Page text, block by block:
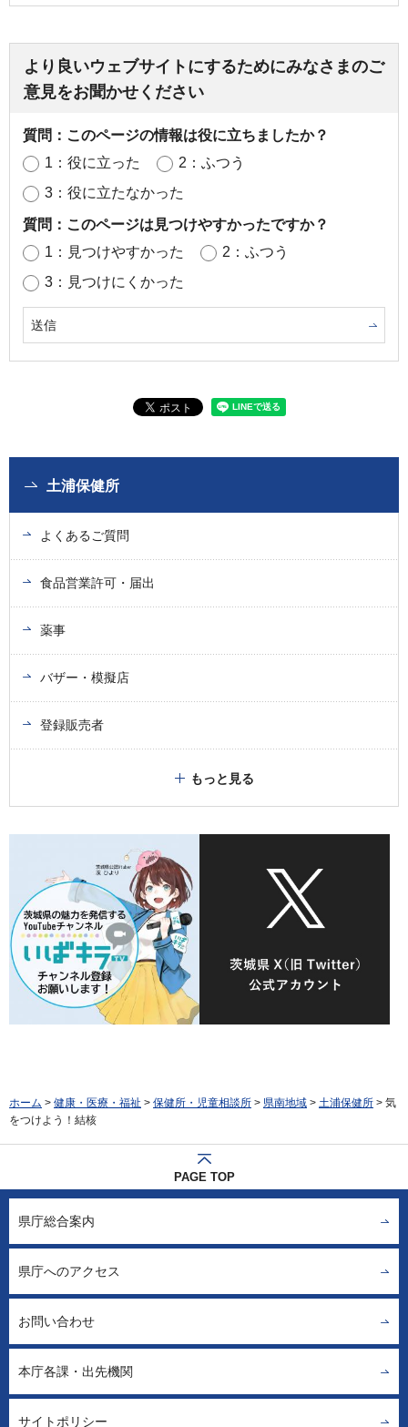
より良いウェブサイトにするためにみなさまのご
意見をお聞かせください
質問：このページの情報は役に立ちましたか？
1：役に立った
2：ふつう
3：役に立たなかった
質問：このページは見つけやすかったですか？
1：見つけやすかった
2：ふつう
3：見つけにくかった
土浦保健所
よくあるご質問
食品営業許可・届出
薬事
バザー・模擬店
登録販売者
もっと見る
ホーム > 健康・医療・福祉 > 保健所・児童相談所 > 県南地域 > 土浦保健所 > 気
をつけよう！結核
PAGE TOP
県庁総合案内
県庁へのアクセス
お問い合わせ
本庁各課・出先機関
サイトポリシー